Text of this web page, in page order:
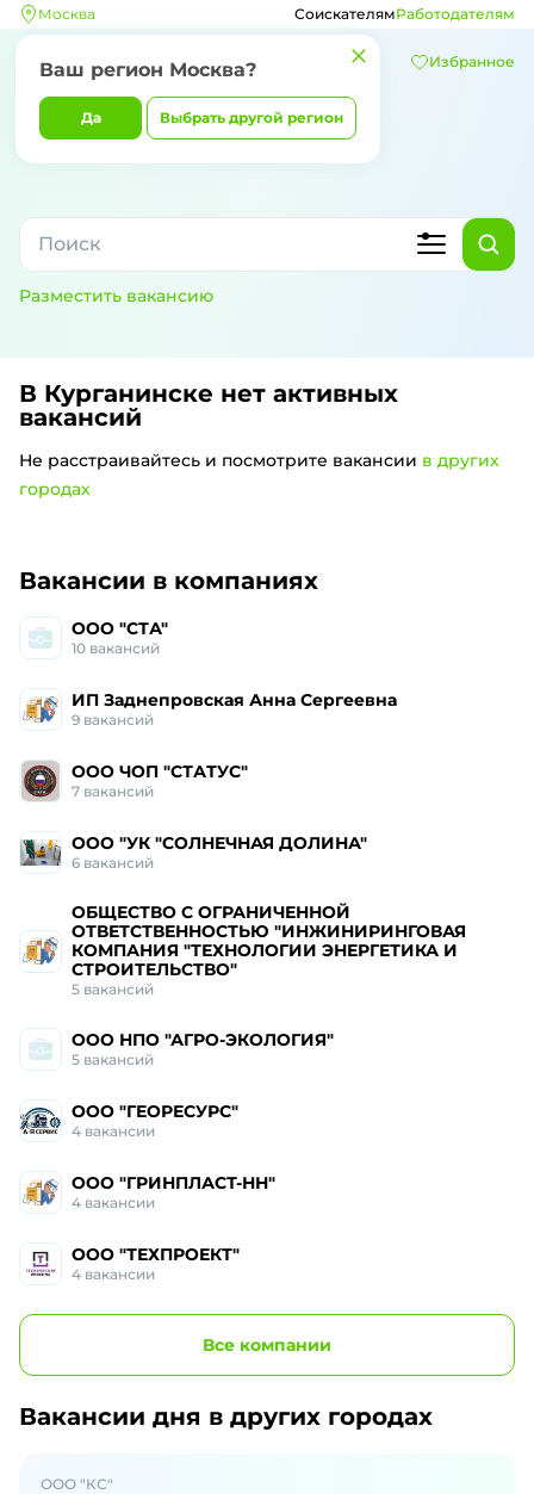
Москва
Ваш регион Москва?
Да Выбрать другой регион
СоискателямРаботодателям
Избранное
Разместить вакансию
В Курганинске нет активных
вакансий
Не расстраивайтесь и посмотрите вакансии в других
городах
Работа и вакансиив Курганинске
Вакансии в компаниях
ООО "СТА"
10 вакансий
ИП Заднепровская Анна Сергеевна
9 вакансий
ООО ЧОП "СТАТУС"
7 вакансий
ООО "УК "СОЛНЕЧНАЯ ДОЛИНА"
6 вакансий
ОБЩЕСТВО С ОГРАНИЧЕННОЙ
ОТВЕТСТВЕННОСТЬЮ "ИНЖИНИРИНГОВАЯ
КОМПАНИЯ "ТЕХНОЛОГИИ ЭНЕРГЕТИКА И
СТРОИТЕЛЬСТВО"
5 вакансий
ООО НПО "АГРО-ЭКОЛОГИЯ"
5 вакансий
ООО "ГЕОРЕСУРС"
4 вакансии
ООО "ГРИНПЛАСТ-НН"
4 вакансии
ООО "ТЕХПРОЕКТ"
4 вакансии
Все компании
Вакансии дня в других городах
ООО "КС"